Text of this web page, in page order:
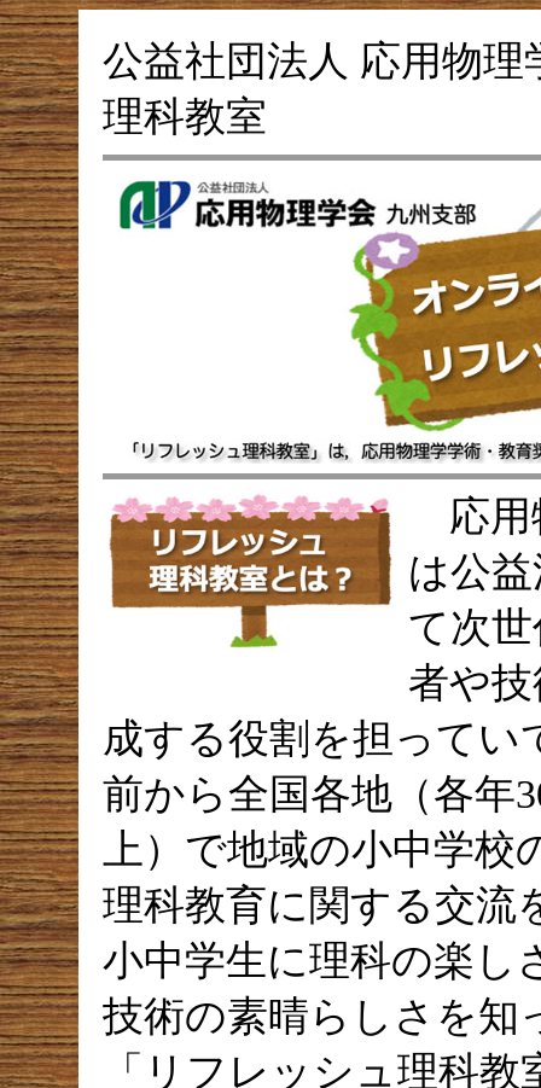
公益社団法人 応用物
理科教室
応用
は公
て次
者や
成する役割を担ってい
前から全国各地（各年
上）で地域の小中学校
理科教育に関する交流
小中学生に理科の楽し
技術の素晴らしさを知
「リフレッシュ理科